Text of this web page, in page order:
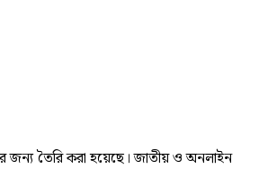
জন্য তৈরি করা হয়েছে। জাতীয় ও অনলাইন